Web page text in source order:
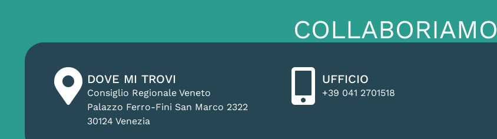
COLLABORIAMO
DOVE MI TROVI
Consiglio Regionale Veneto
Palazzo Ferro-Fini San Marco 2322
30124 Venezia
UFFICIO
+39 041 2701518